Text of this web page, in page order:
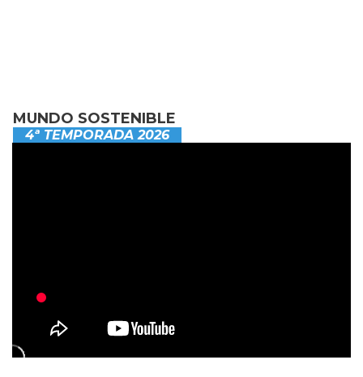
MUNDO SOSTENIBLE
4ª TEMPORADA 2026